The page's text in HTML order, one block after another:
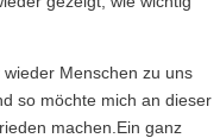
Menschen zu uns
so möchte mich an dieser
machen.Ein ganz